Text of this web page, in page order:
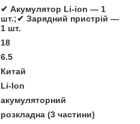
✔ Акумулятор Li-ion — 1
шт.;✔ Зарядний пристрій —
1 шт.
18
6.5
Китай
Li-Ion
акумуляторний
розкладна (3 частини)